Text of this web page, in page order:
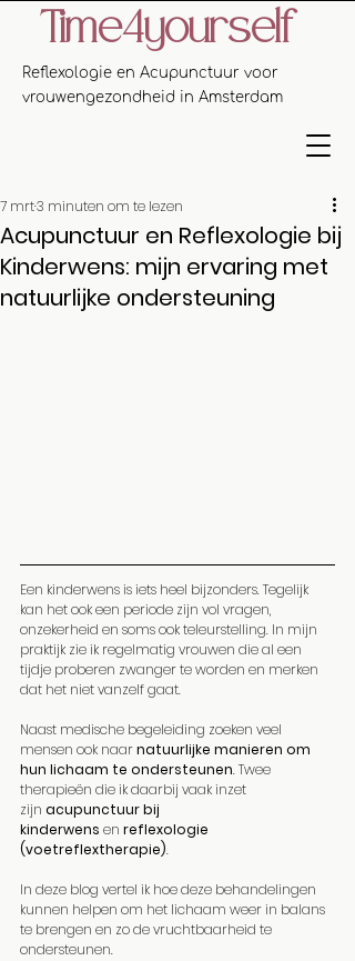
Reflexologie en Acupunctuur voor
vrouwengezondheid in Amsterdam
Time4yourself
Acupunctuur en Reflexologie bij
Kinderwens: mijn ervaring met
natuurlijke ondersteuning
7 mrt3 minuten om te lezen
Een kinderwens is iets heel bijzonders. Tegelijk
kan het ook een periode zijn vol vragen,
onzekerheid en soms ook teleurstelling. In mijn
praktijk zie ik regelmatig vrouwen die al een
tijdje proberen zwanger te worden en merken
dat het niet vanzelf gaat.
Naast medische begeleiding zoeken veel
mensen ook naar natuurlijke manieren om
hun lichaam te ondersteunen. Twee
therapieën die ik daarbij vaak inzet
zijn acupunctuur bij
kinderwens en reflexologie
(voetreflextherapie).
In deze blog vertel ik hoe deze behandelingen
kunnen helpen om het lichaam weer in balans
te brengen en zo de vruchtbaarheid te
ondersteunen.